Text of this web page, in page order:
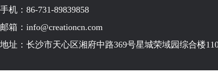
手机：86-731-89839858
邮箱：info@creationcn.com
地址：长沙市天心区湘府中路369号星城荣域园综合楼